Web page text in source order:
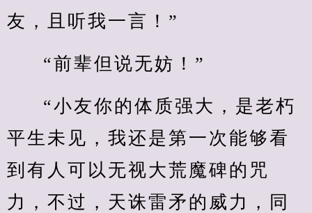
友，且听我一言！”
“前辈但说无妨！”
“小友你的体质强大，是老朽
平生未见，我还是第一次能够看
到有人可以无视大荒魔碑的咒
力，不过，天诛雷矛的威力，同